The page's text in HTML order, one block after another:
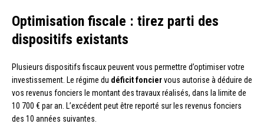
Optimisation fiscale : tirez parti des
dispositifs existants
Plusieurs dispositifs fiscaux peuvent vous permettre d’optimiser votre
investissement. Le régime du déficit fonciervous autorise à déduire de
vos revenus fonciers le montant des travaux réalisés, dans la limite de
10 700 € par an. L’excédent peut être reporté sur les revenus fonciers
des 10 années suivantes.